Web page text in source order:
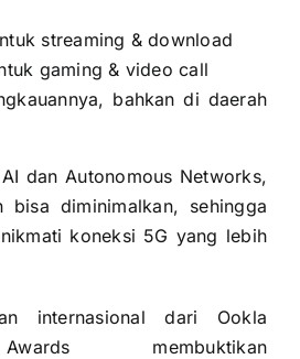
streaming & download
gaming & video call
bahkan di daerah
dan Autonomous Networks,
bisa diminimalkan, sehingga
koneksi 5G yang lebih
internasional dari Ookla
membuktikan